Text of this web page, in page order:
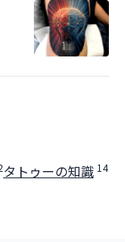
タトゥーの知識 14